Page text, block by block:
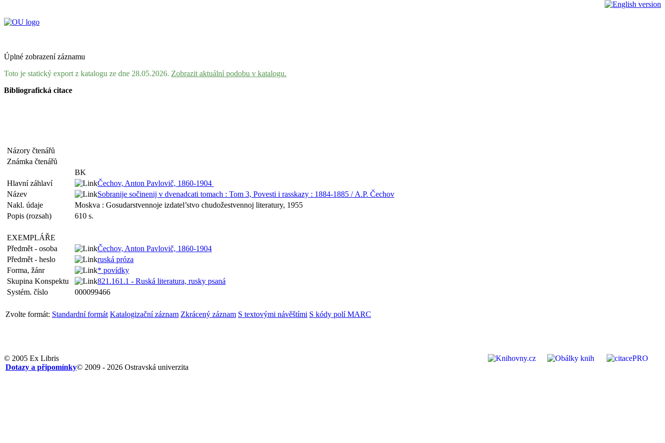
Úplné zobrazení záznamu
Toto je statický export z katalogu ze dne 28.05.2026. Zobrazit aktuální podobu v katalogu.
Bibliografická citace
Názory čtenářů
Známka čtenářů
BK
Hlavní záhlaví
Čechov, Anton Pavlovič, 1860-1904
Název
Sobranije sočinenij v dvenadcati tomach : Tom 3, Povesti i rasskazy : 1884-1885 / A.P. Čechov
Nakl. údaje
Moskva : Gosudarstvennoje izdatel’stvo chudožestvennoj literatury, 1955
Popis (rozsah)
610 s.
EXEMPLÁŘE
Předmět - osoba
Čechov, Anton Pavlovič, 1860-1904
Předmět - heslo
ruská próza
Forma, žánr
* povídky
Skupina Konspektu
821.161.1 - Ruská literatura, rusky psaná
Systém. číslo
000099466
Zvolte formát: Standardní formát Katalogizační záznam Zkrácený záznam S textovými návěštími S kódy polí MARC
© 2005 Ex Libris
© 2009 - 2026 Ostravská univerzita
Dotazy a připomínky